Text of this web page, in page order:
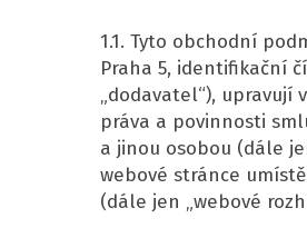
1.1. Tyto obchodní
Praha 5, identifikační
„dodavatel“), upravují
práva a povinnosti
a jinou osobou (dále
webové stránce
(dále jen „webové